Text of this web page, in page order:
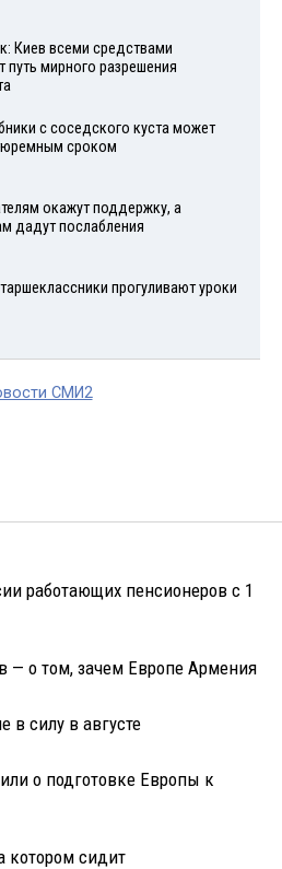
Киев всеми средствами
путь мирного разрешения
с соседского куста может
сроком
окажут поддержку, а
дадут послабления
прогуливают уроки
СМИ2
работающих пенсионеров с 1
— о том, зачем Европе Армения
в силу в августе
о подготовке Европы к
котором сидит